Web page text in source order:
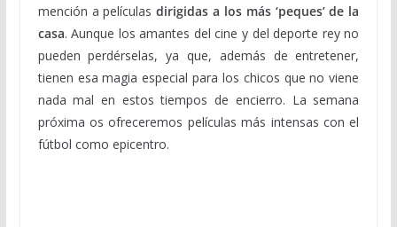
mención a películasdirigidas a los más ‘peques’ de la
casa. Aunque los amantes del cine y del deporte rey no
pueden perdérselas, ya que, además de entretener,
tienen esa magia especial para los chicos que no viene
nada mal en estos tiempos de encierro. La semana
próxima os ofreceremos películas más intensas con el
fútbol como epicentro.